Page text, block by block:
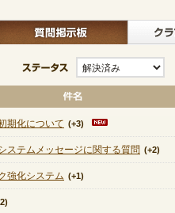
自由掲示板> 質
ステータス
期化について (+3)
ステムメッセージに関する質問 (+2)
強化システム (+1)